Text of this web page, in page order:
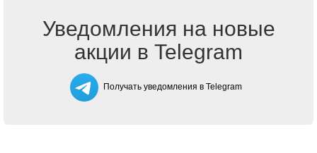
Уведомления на новые
акции в Telegram
Получать уведомления в Telegram